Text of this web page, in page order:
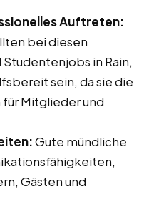
Auftreten:
bei diesen
in Rain,
sein, da sie die
Mitglieder und
Gute mündliche
Gästen und